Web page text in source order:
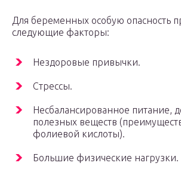
Для беременных особую опасность
следующие факторы:
Нездоровые привычки.
Стрессы.
Несбалансированное питание,
полезных веществ
фолиевой кислоты).
Большие физические нагрузки.